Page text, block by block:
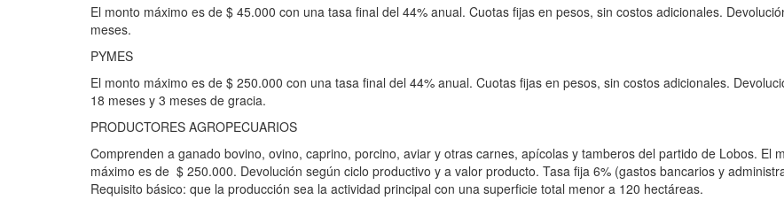
El monto máximo es de $ 45.000 con una tasa final del 44% anual. Cuotas fijas en pesos, sin costos adicionales.
meses.
PYMES
El monto máximo es de $ 250.000 con una tasa final del 44% anual. Cuotas fijas en pesos, sin costos adicionales.
18 meses y 3 meses de gracia.
PRODUCTORES AGROPECUARIOS
Comprenden a ganado bovino, ovino, caprino, porcino, aviar y otras carnes, apícolas y tamberos del partido de Lobos. El
máximo es de $ 250.000. Devolución según ciclo productivo y a valor producto. Tasa fija 6% (gastos bancarios y
Requisito básico: que la producción sea la actividad principal con una superficie total menor a 120 hectáreas.